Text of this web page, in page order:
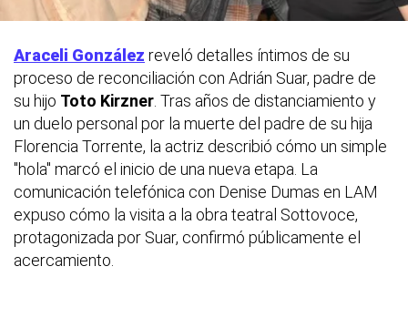
Araceli González reveló detalles íntimos de su
proceso de reconciliación con Adrián Suar, padre de
su hijo Toto Kirzner . Tras años de distanciamiento y
un duelo personal por la muerte del padre de su hija
Florencia Torrente, la actriz describió cómo un simple
"hola" marcó el inicio de una nueva etapa. La
comunicación telefónica con Denise Dumas en LAM
expuso cómo la visita a la obra teatral Sottovoce,
protagonizada por Suar, confirmó públicamente el
acercamiento.